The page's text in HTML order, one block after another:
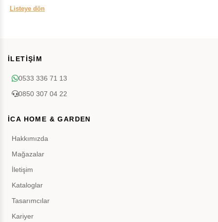
Listeye dön
İLETİŞİM
0533 336 71 13
0850 307 04 22
İCA HOME & GARDEN
Hakkımızda
Mağazalar
İletişim
Kataloglar
Tasarımcılar
Kariyer